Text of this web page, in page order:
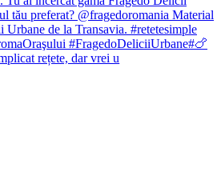
rețete, dar vrei u